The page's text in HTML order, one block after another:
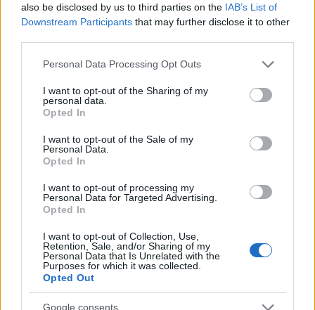
also be disclosed by us to third parties on the IAB’s List of
Downstream Participants that may further disclose it to other
Please note that this website/app uses one or more Google
not limited to your visit or usage behaviour. You may click to
grant or deny consent to Google and its third-party tags to
use your data for below specified purposes in below Google
consent section.
Personal Data Processing Opt Outs
I want to opt-out of the Sharing of my
personal data.
Opted In
I want to opt-out of the Sale of my
Personal Data.
Opted In
I want to opt-out of processing my
Personal Data for Targeted Advertising.
Opted In
I want to opt-out of Collection, Use,
Retention, Sale, and/or Sharing of my
Personal Data that Is Unrelated with the
Purposes for which it was collected.
Opted Out
Google consents